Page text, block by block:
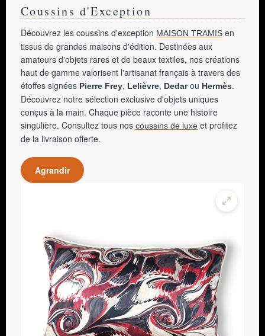
Coussins d'Exception
Découvrez les coussins d'exception MAISON TRAMIS en
tissus de grandes maisons d'édition. Destinées aux
amateurs d'objets rares et de beaux textiles, nos créations
haut de gamme valorisent l'artisanat français à travers des
étoffes signées Pierre Frey, Lelièvre, Dedarou Hermès.
Découvrez notre sélection exclusive d'objets uniques
conçus à la main. Chaque pièce raconte une histoire
singulière. Consultez tous nos coussins de luxe et profitez
de la livraison offerte.
Agrandir